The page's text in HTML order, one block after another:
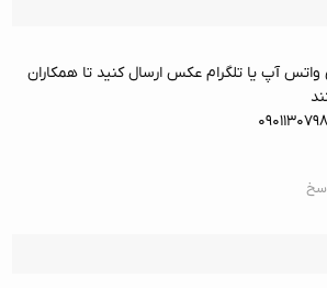
واتس آپ یا تلگرام عکس ارسال کنید تا همکاران